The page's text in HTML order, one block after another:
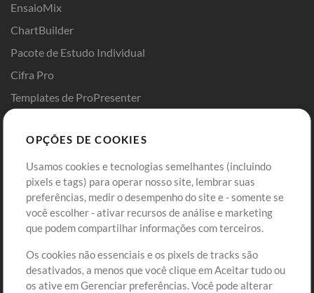
EnsaioMix
ChartBuilder
Pacote de Estudo Individual
Cifra Pro
Templates de ProPresenter
Comprar Créditos
Conteúdo Grátis
Solicite uma Música
Extras
Sessões
Entre
Cadastre-se
Ir ao carrinho
OPÇÕES DE COOKIES
Usamos cookies e tecnologias semelhantes (incluindo
pixels e tags) para operar nosso site, lembrar suas
preferências, medir o desempenho do site e - somente se
você escolher - ativar recursos de análise e marketing
que podem compartilhar informações com terceiros.
Os cookies não essenciais e os pixels de tracks são
desativados, a menos que você clique em Aceitar tudo ou
os ative em Gerenciar preferências. Você pode alterar